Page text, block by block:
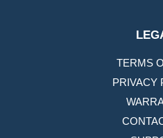
TERMS
PRIVACY